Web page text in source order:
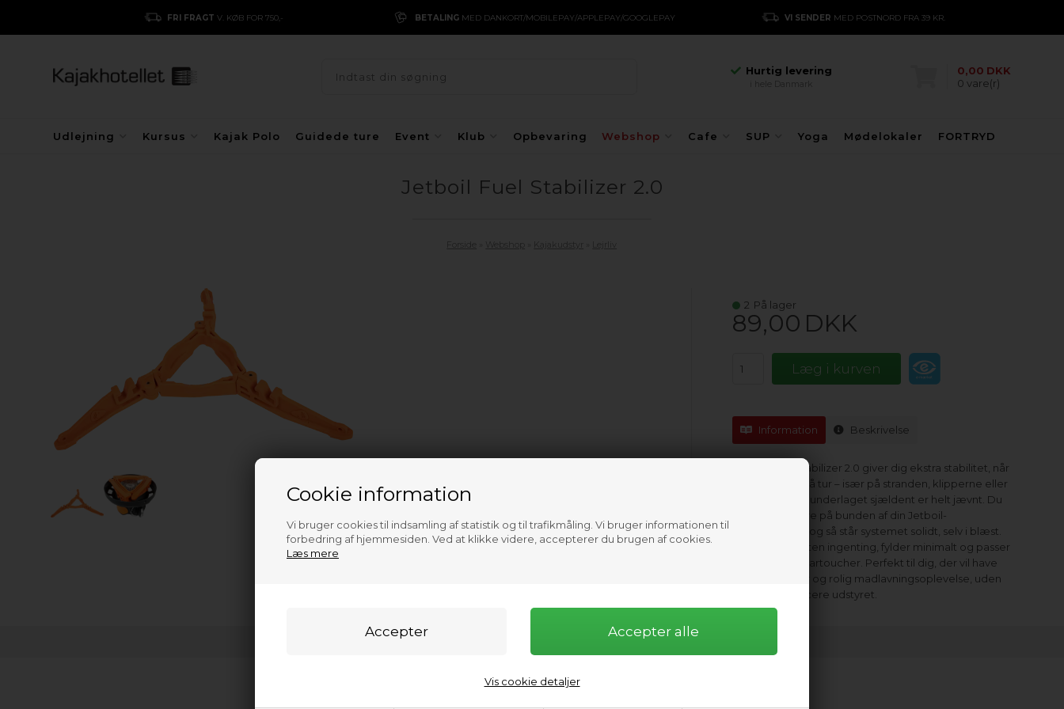
Cookie information
Vi bruger cookies til indsamling af statistik og til trafikmåling. Vi bruger informationen til
forbedring af hjemmesiden. Ved at klikke videre, accepterer du brugen af cookies.
Læs mere
Vis cookie detaljer
FRI FRAGT V. KØB FOR 750,- BETALING MED DANKORT/MOBILEPAY/APPLEPAY/GOOGLEPAY VI SENDER MED POSTNORD FRA 39 KR.
Hurtig levering
Hurtig levering
i hele Danmark
i hele Danmark
0,00 DKK
0 vare(r)
Udlejning Kursus Kajak Polo Guidede ture Event Klub Opbevaring Webshop Cafe SUP Yoga Mødelokaler FORTRYD
Jetboil Fuel Stabilizer 2.0
2 På lager
89,00 DKK
Information Beskrivelse
Jetboil Fuel Stabilizer 2.0 giver dig ekstra stabilitet, når
du laver mad på tur – især på stranden, klipperne eller
kajakken, hvor underlaget sjældent er helt jævnt. Du
klikker den bare på bunden af din Jetboil-
gaskartouche, og så står systemet solidt, selv i blæst.
Den vejer næsten ingenting, fylder minimalt og passer
til alle Jetboil-kartoucher. Perfekt til dig, der vil have
en mere sikker og rolig madlavningsoplevelse, uden
at skulle balancere udstyret.